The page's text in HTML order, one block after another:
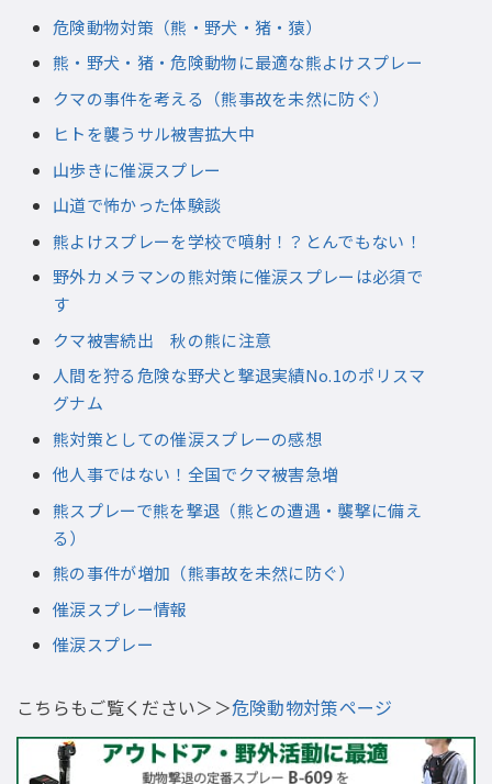
危険動物対策（熊・野犬・猪・猿）
熊・野犬・猪・危険動物に最適な熊よけスプレー
クマの事件を考える（熊事故を未然に防ぐ）
ヒトを襲うサル被害拡大中
山歩きに催涙スプレー
山道で怖かった体験談
熊よけスプレーを学校で噴射！？とんでもない！
野外カメラマンの熊対策に催涙スプレーは必須で
す
クマ被害続出 秋の熊に注意
人間を狩る危険な野犬と撃退実績No.1のポリスマ
グナム
熊対策としての催涙スプレーの感想
他人事ではない！全国でクマ被害急増
熊スプレーで熊を撃退（熊との遭遇・襲撃に備え
る）
熊の事件が増加（熊事故を未然に防ぐ）
催涙スプレー情報
催涙スプレー
こちらもご覧ください＞＞危険動物対策ページ